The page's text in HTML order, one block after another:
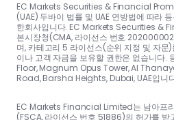
EC Markets Securities & Financial
(UAE) 두바이 법률 및 UAE 연방법에 따라
한회사입니다. EC Markets Securities &
본시장청(CMA, 라이선스 번호
며, 카테고리 5 라이선스(순위 지정 및 자문
이나 고객 자금을 보유할 권한은 없습니다.
Floor, Magnum Opus Tower, Al
Road, Barsha Heights, Dubai, UAE입니
EC Markets Financial Limited는 남아프
(FSCA, 라이선스 번호 51886)의 허가를